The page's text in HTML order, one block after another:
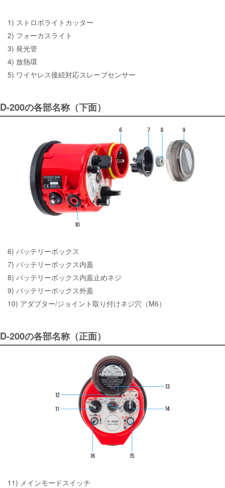
1) ストロボライトカッター
2) フォーカスライト
3) 発光管
4) 放熱環
5) ワイヤレス接続対応スレーブセンサー
D-200の各部名称（下面）
6) バッテリーボックス
7) バッテリーボックス内蓋
8) バッテリーボックス内蓋止めネジ
9) バッテリーボックス外蓋
10) アダプター/ジョイント取り付けネジ穴（M6）
D-200の各部名称（正面）
11) メインモードスイッチ